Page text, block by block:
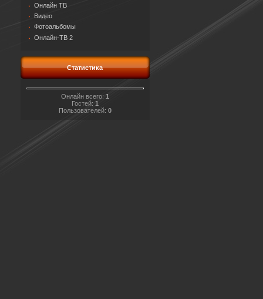
Онлайн ТВ
Видео
Фотоальбомы
Онлайн-ТВ 2
Статистика
Онлайн всего: 1
Гостей: 1
Пользователей: 0